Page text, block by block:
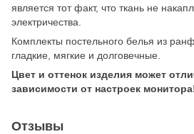
является тот факт, что ткань не
электричества.
Комплекты постельного белья из
гладкие, мягкие и долговечные.
Цвет и оттенок изделия может
зависимости от настроек
Отзывы